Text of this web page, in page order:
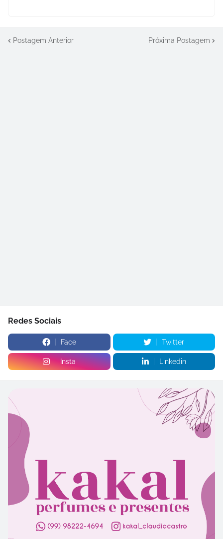
Postagem Anterior Próxima Postagem
Redes Sociais
Face Twitter
Insta Linkedin